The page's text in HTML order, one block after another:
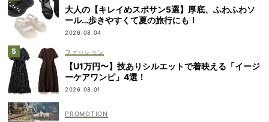
大人の【キレイめスポサン5選】厚底、ふわふわソ
ール…歩きやすくて夏の旅行にも！
2026.08.04
ファッション
【U1万円〜】技ありシルエットで着映える「イージ
ーケアワンピ」4選！
2026.08.01